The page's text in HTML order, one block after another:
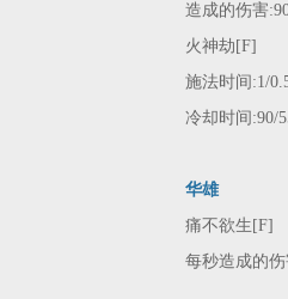
造成的伤害
火神劫[F]
施法时间:1/
冷却时间:90/
华雄
痛不欲生[F]
每秒造成的伤